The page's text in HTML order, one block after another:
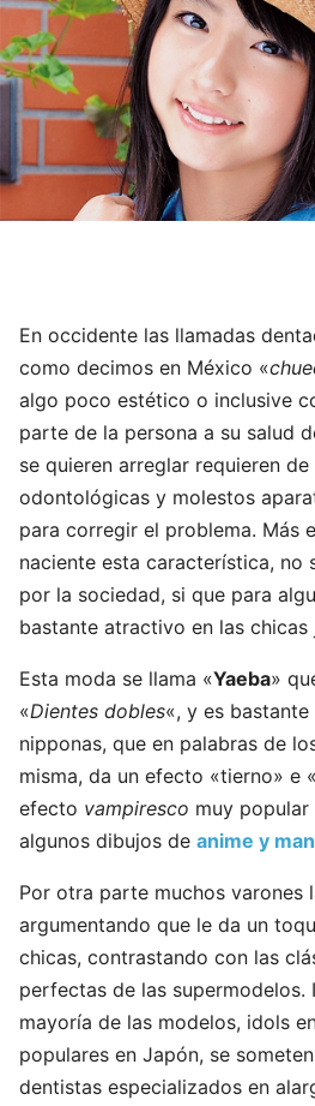
En occidente las llamadas
como decimos en México «
algo poco estético o inclusive
parte de la persona a su salud
se quieren arreglar requieren
odontológicas y molestos
para corregir el problema. Más
naciente esta característica, no
por la sociedad, si que para
bastante atractivo en las chicas
Esta moda se llama «Yaeba»
«Dientes dobles«, y es
nipponas, que en palabras de
misma, da un efecto «tierno» e
efecto vampiresco muy
algunos dibujos de anime y
Por otra parte muchos varones
argumentando que le da un
chicas, contrastando con las
perfectas de las supermodelos.
mayoría de las modelos, idols
populares en Japón, se
dentistas especializados en